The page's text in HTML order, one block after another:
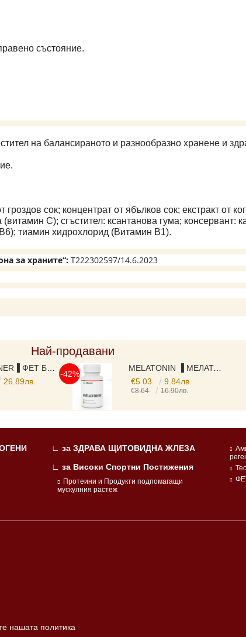
състояние.
на балансираното и разнообразно хранене и
сок; концентрат от ябълков сок; екстракт от
C); сгъстител: ксантанова гума; консервант:
тиамин хидрохлорид (Витамин B1).
за храните“: Т222302597/14.6.2023
Най-продавани
FAT BURNER▐ ФЕТ БЪРНЪР ► ЗА ОТСЛАБВАНЕ И КОНТРОЛ НА ТЕГЛОТО, С ЕКСТРАКТ ОТ ГУАРАНА , ЗЕЛЕН ЧАЙ, МАЛИНОВИ КЕТОНИ, L-CARNITINE И ВИТАМИНИ, 525 MG, 120 КАПСУЛИ,
26.89лв.
MELATONIN ▐ МЕЛАТОНИН GYMBEAM ► ЗА ДОБЪР СЪН ,120 ТАБЛЕТКИ
-42%
€5.03
9.84лв.
€8.64 16.90лв.
∟ за ЗДРАВА ЩИТОВИДНА ЖЛЕЗА
∟ за Високи Спортни Постижения
Протеини и Продукти подпомагащи
мускулния растеж
нашата политика